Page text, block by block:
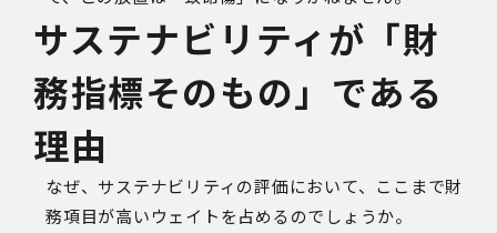
サステナビリティが「財
務指標そのもの」である
理由
なぜ、サステナビリティの評価において、ここまで財
務項目が高いウェイトを占めるのでしょうか。